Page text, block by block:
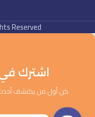
Reserved
اشترك في
كن أول من يكتشف أحدث